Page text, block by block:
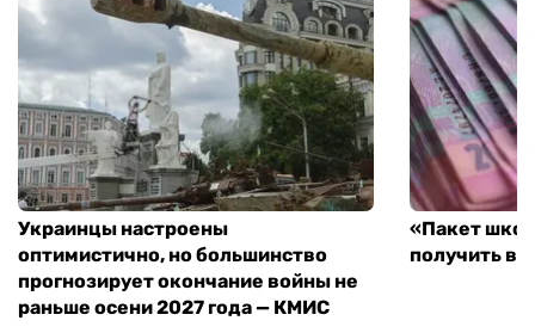
Украинцы настроены
оптимистично, но большинство
прогнозирует окончание войны не
раньше осени 2027 года — КМИС
«Пакет
получить